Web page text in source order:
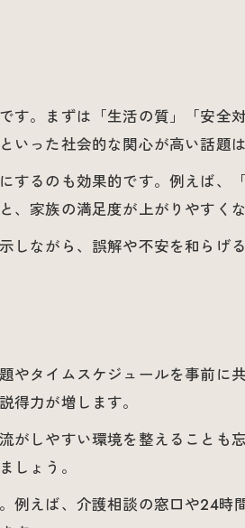
基づく介護懇談の成功ポイント
価された介護懇談の工夫例
で役立つ懇談の具体的実践法
語る介護懇談の極意とは
質疑応答のヒント集
生む質疑応答の実務ポイント
足度を上げる介護Q＆Aの進め方
。まずは「生活の質」「安全
った社会的な関心が高い話題
るのも効果的です。例えば、
家族の満足度が上がりやすくな
ながら、誤解や不安を和らげ
タイムスケジュールを事前に
力が増します。
がしやすい環境を整えることも
しょう。
えば、介護相談の窓口や24時
お問い合わせはこちら
お問い合わせはこちら